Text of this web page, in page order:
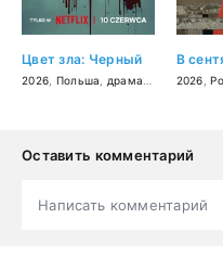
Цвет зла: Черный
2026 Польша драма криминал
2026 ,
Оставить комментарий
Написать комментарий